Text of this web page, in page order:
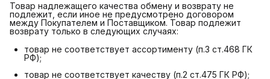
Товар надлежащего качества обмену и возврату не
подлежит, если иное не предусмотрено договором
между Покупателем и Поставщиком. Товар подлежит
возврату только в следующих случаях:
товар не соответствует ассортименту (п.3 ст.468 ГК
РФ);
товар не соответствует качеству (п.2 ст.475 ГК РФ);